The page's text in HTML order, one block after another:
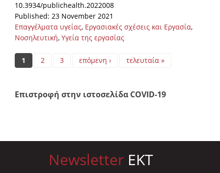
10.3934/publichealth.2022008
Published: 23 November 2021
Επαγγέλματα υγείας, Εργασιακές σχέσεις και Εργασία,
Νοσηλευτική, Υγεία της εργασίας
Pages
1 2 3 επόμενη › τελευταία »
Επιστροφή στην ιστοσελίδα COVID-19
Newsletter EKT